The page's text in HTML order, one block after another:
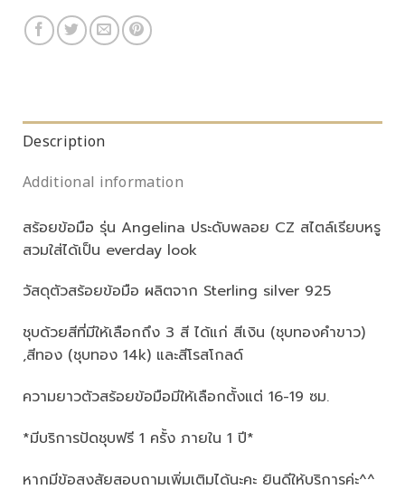
Description
Additional information
สร้อยข้อมือ รุ่น Angelina ประดับพลอย CZ สไตล์เรียบหรู
สวมใส่ได้เป็น everday look
วัสดุตัวสร้อยข้อมือ ผลิตจาก Sterling silver 925
ชุบด้วยสีที่มีให้เลือกถึง 3 สี ได้แก่ สีเงิน (ชุบทองคำขาว)
,สีทอง (ชุบทอง 14k) และสีโรสโกลด์
ความยาวตัวสร้อยข้อมือมีให้เลือกตั้งแต่ 16-19 ซม.
*มีบริการปัดชุบฟรี 1 ครั้ง ภายใน 1 ปี*
หากมีข้อสงสัยสอบถามเพิ่มเติมได้นะคะ ยินดีให้บริการค่ะ^^